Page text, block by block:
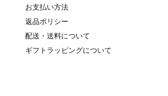
お支払い方法
返品ポリシー
配送・送料について
ギフトラッピングについて